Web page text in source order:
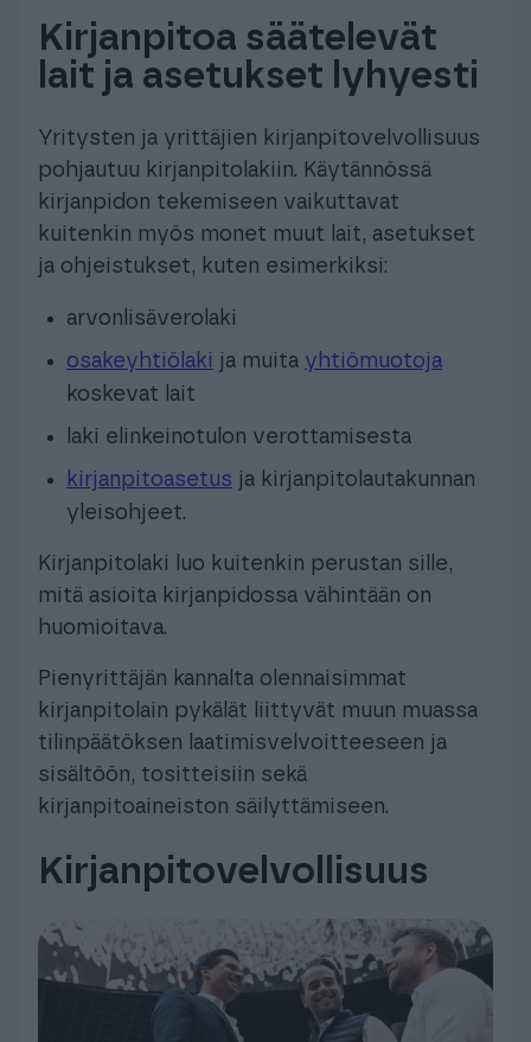
Kirjanpitoa säätelevät
lait ja asetukset lyhyesti
Yritysten ja yrittäjien kirjanpitovelvollisuus
pohjautuu kirjanpitolakiin. Käytännössä
kirjanpidon tekemiseen vaikuttavat
kuitenkin myös monet muut lait, asetukset
ja ohjeistukset, kuten esimerkiksi:
arvonlisäverolaki
osakeyhtiölaki ja muita yhtiömuotoja
koskevat lait
laki elinkeinotulon verottamisesta
kirjanpitoasetus ja kirjanpitolautakunnan
yleisohjeet.
Kirjanpitolaki luo kuitenkin perustan sille,
mitä asioita kirjanpidossa vähintään on
huomioitava.
Pienyrittäjän kannalta olennaisimmat
kirjanpitolain pykälät liittyvät muun muassa
tilinpäätöksen laatimisvelvoitteeseen ja
sisältöön, tositteisiin sekä
kirjanpitoaineiston säilyttämiseen.
Kirjanpitovelvollisuus